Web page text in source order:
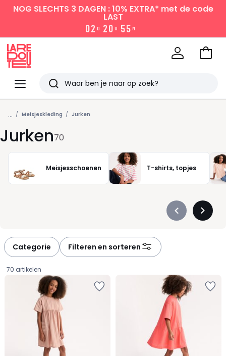
NOG SLECHTS 3 DAGEN : 10% EXTRA* met de code
LAST
02 D 20 U 55 M
Menu
Redoute
Zoeken
Laatst
bekeken
Naar
... Meisjeskleding Jurken
Jurken70
Meisjesschoenen T-shirts, topjes
Précédent
Categorie Filteren en sorteren
70 artikelen